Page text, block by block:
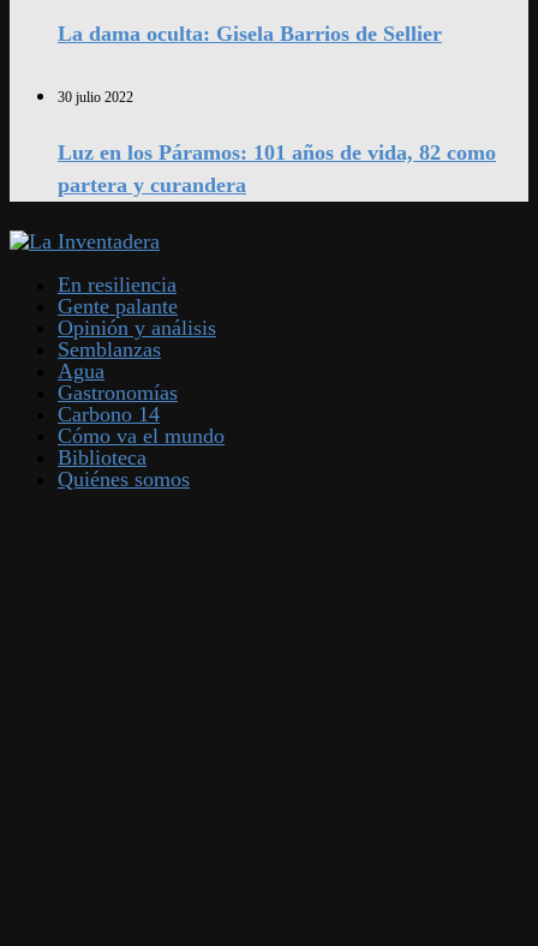
La dama oculta: Gisela Barrios de Sellier
30 julio 2022
Luz en los Páramos: 101 años de vida, 82 como
partera y curandera
En resiliencia
Gente palante
Opinión y análisis
Semblanzas
Agua
Gastronomías
Carbono 14
Cómo va el mundo
Biblioteca
Quiénes somos